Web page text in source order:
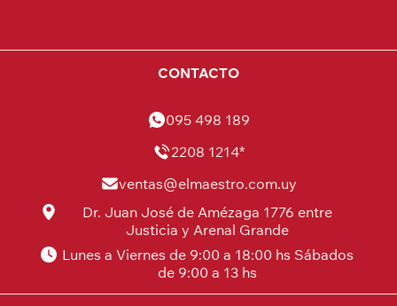
CONTACTO
095 498 189
2208 1214*
ventas@elmaestro.com.uy
Dr. Juan José de Amézaga 1776 entre
Justicia y Arenal Grande
Lunes a Viernes de 9:00 a 18:00 hs Sábados
de 9:00 a 13 hs